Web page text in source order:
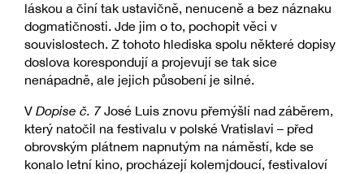
láskou a činí tak ustavičně, nenuceně a bez náznaku
dogmatičnosti. Jde jim o to, pochopit věci v
souvislostech. Z tohoto hlediska spolu některé dopisy
doslova korespondují a projevují se tak sice
nenápadně, ale jejich působení je silné.
V Dopise č. 7José Luis znovu přemýšlí nad záběrem,
který natočil na festivalu v polské Vratislavi – před
obrovským plátnem napnutým na náměstí, kde se
konalo letní kino, procházejí kolemjdoucí, festivaloví